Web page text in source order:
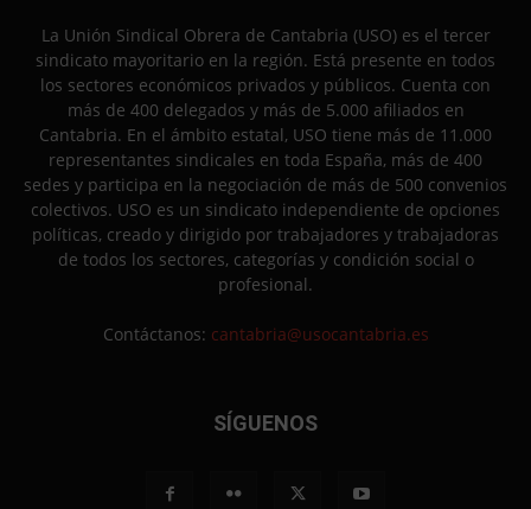
La Unión Sindical Obrera de Cantabria (USO) es el tercer
sindicato mayoritario en la región. Está presente en todos
los sectores económicos privados y públicos. Cuenta con
más de 400 delegados y más de 5.000 afiliados en
Cantabria. En el ámbito estatal, USO tiene más de 11.000
representantes sindicales en toda España, más de 400
sedes y participa en la negociación de más de 500 convenios
colectivos. USO es un sindicato independiente de opciones
políticas, creado y dirigido por trabajadores y trabajadoras
de todos los sectores, categorías y condición social o
profesional.
Contáctanos: cantabria@usocantabria.es
SÍGUENOS